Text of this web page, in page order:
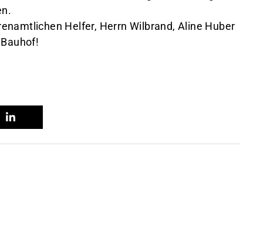
Helfer, Herrn Wilbrand, Aline Huber